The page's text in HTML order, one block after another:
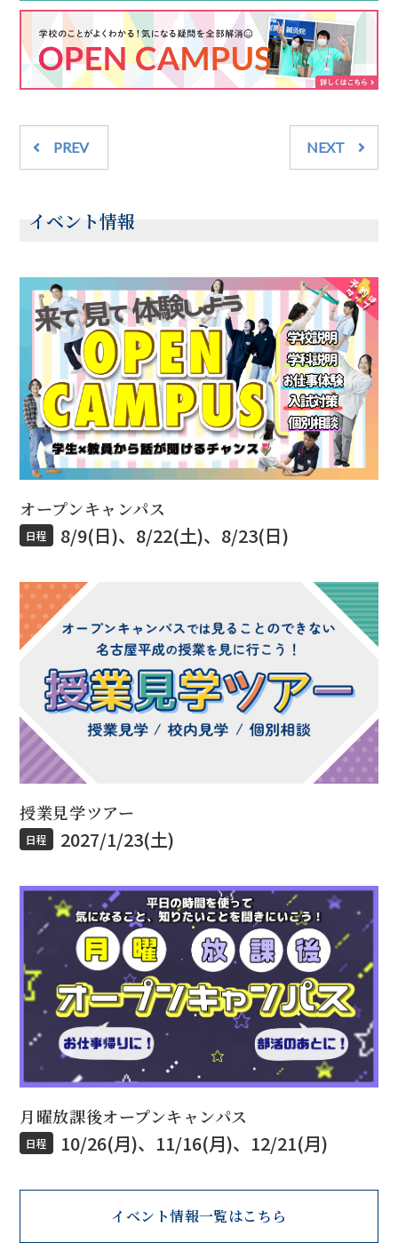
PREV NEXT
イベント情報
オープンキャンパス
日程 8/9(日)、8/22(土)、8/23(日)
授業見学ツアー
日程 2027/1/23(土)
月曜放課後オープンキャンパス
日程 10/26(月)、11/16(月)、12/21(月)
イベント情報一覧はこちら